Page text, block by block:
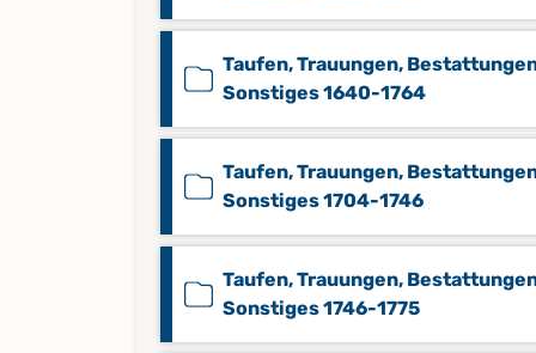
Taufen, Trauungen,
Sonstiges 1640-1764
Taufen, Trauungen,
Sonstiges 1704-1746
Taufen, Trauungen,
Sonstiges 1746-1775